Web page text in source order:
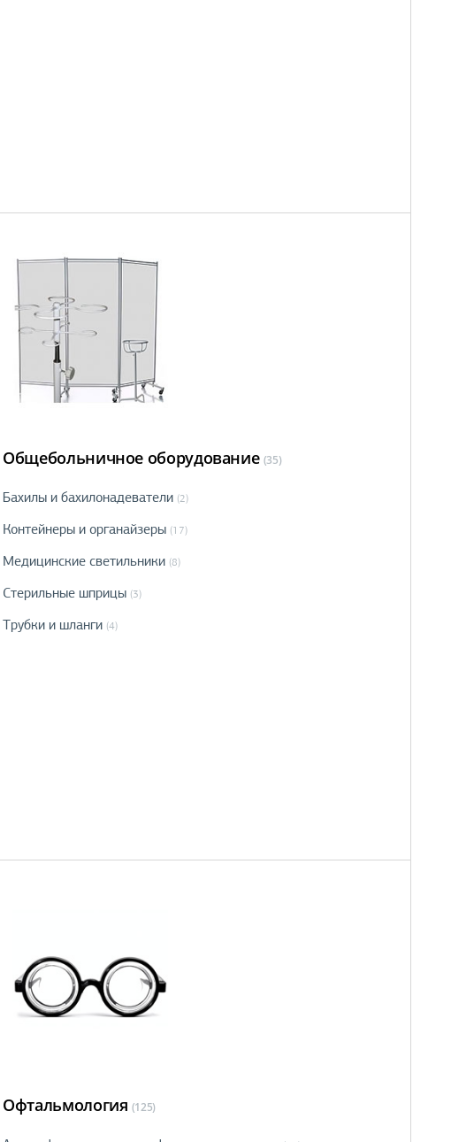
Общебольничное оборудование (35)
Бахилы и бахилонадеватели (2)
Контейнеры и органайзеры (17)
Медицинские светильники (8)
Стерильные шприцы (3)
Трубки и шланги (4)
Офтальмология (125)